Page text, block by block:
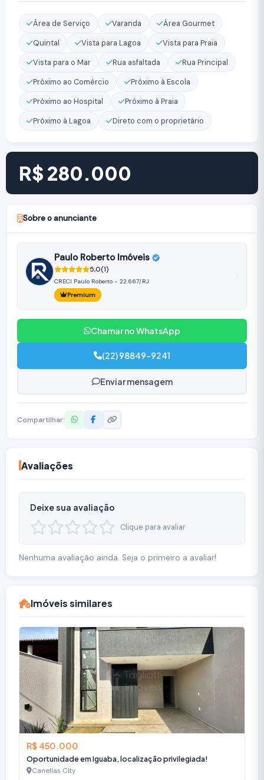
Área de Serviço Varanda
Área Gourmet
Quintal
Vista para Lagoa
Vista para Praia
Vista para o Mar
Rua asfaltada
Rua Principal
Próximo ao Comércio
Próximo à Escola
Próximo ao Hospital
Próximo à Praia
Próximo à Lagoa
Direto com o proprietário
R$ 280.000
Sobre o anunciante
Paulo Roberto Imóveis
5,0(1)
CRECI Paulo Roberto - 22.667/RJ
Premium
Chamar no WhatsApp
(22) 98849-9241
Enviar mensagem
Compartilhar:
Avaliações
Deixe sua avaliação
Clique para avaliar
Nenhuma avaliação ainda. Seja o primeiro a avaliar!
Imóveis similares
R$ 450.000
Oportunidade em Iguaba, localização privilegiada!
Canellas City